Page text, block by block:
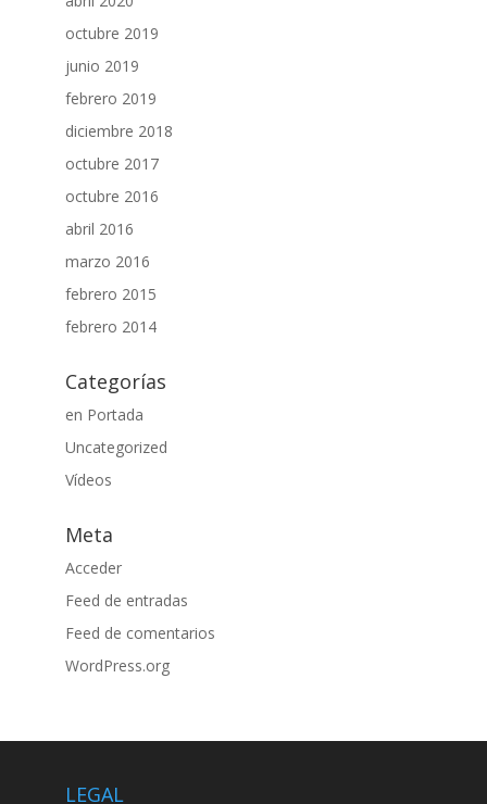
octubre 2019
junio 2019
febrero 2019
diciembre 2018
octubre 2017
octubre 2016
abril 2016
marzo 2016
febrero 2015
febrero 2014
Categorías
en Portada
Uncategorized
Vídeos
Meta
Acceder
Feed de entradas
Feed de comentarios
WordPress.org
LEGAL